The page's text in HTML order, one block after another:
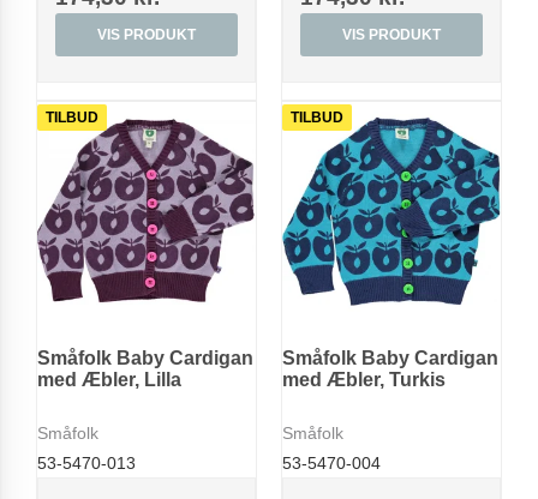
VIS PRODUKT VIS PRODUKT
TILBUD
Småfolk Baby Cardigan
med Æbler, Lilla
Småfolk
53-5470-013
TILBUD
Småfolk Baby Cardigan
med Æbler, Turkis
Småfolk
53-5470-004